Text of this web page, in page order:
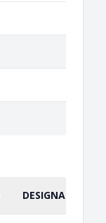
DESIGNACIÓN